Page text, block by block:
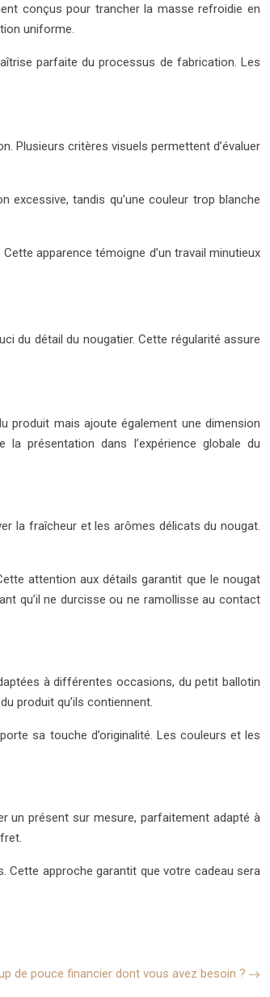
conçus pour trancher la masse refroidie en
uniforme.
parfaite du processus de fabrication. Les
Plusieurs critères visuels permettent d’évaluer
tandis qu’une couleur trop blanche
apparence témoigne d’un travail minutieux
du détail du nougatier. Cette régularité assure
produit mais ajoute également une dimension
présentation dans l’expérience globale du
la fraîcheur et les arômes délicats du nougat.
attention aux détails garantit que le nougat
qu’il ne durcisse ou ne ramollisse au contact
à différentes occasions, du petit ballotin
produit qu’ils contiennent.
sa touche d’originalité. Les couleurs et les
un présent sur mesure, parfaitement adapté à
Cette approche garantit que votre cadeau sera
de pouce financier dont vous avez besoin ?